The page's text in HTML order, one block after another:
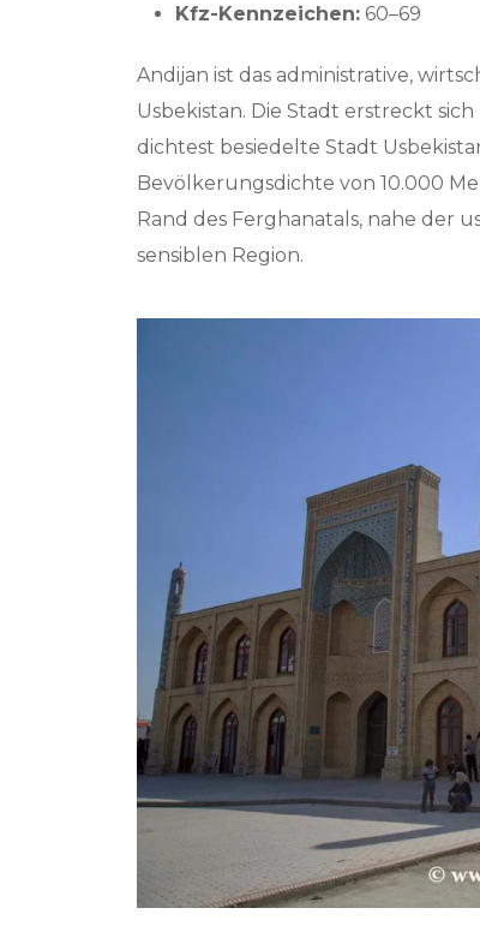
Kfz-Kennzeichen: 60–69
Andijan ist das administrative,
Usbekistan. Die Stadt erstreckt
dichtest besiedelte Stadt
Bevölkerungsdichte von 10.000
Rand des Ferghanatals, nahe der
sensiblen Region.